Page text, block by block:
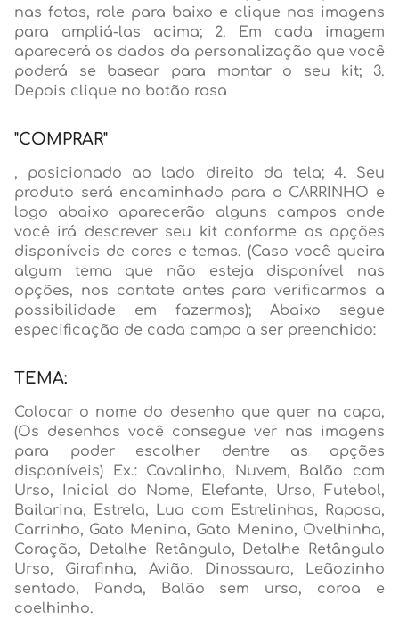
nas fotos, role para baixo e clique nas imagens
para ampliá-las acima; 2. Em cada imagem
aparecerá os dados da personalização que você
poderá se basear para montar o seu kit; 3.
Depois clique no botão rosa
"COMPRAR"
, posicionado ao lado direito da tela; 4. Seu
produto será encaminhado para o CARRINHO e
logo abaixo aparecerão alguns campos onde
você irá descrever seu kit conforme as opções
disponíveis de cores e temas. (Caso você queira
algum tema que não esteja disponível nas
opções, nos contate antes para verificarmos a
possibilidade em fazermos); Abaixo segue
especificação de cada campo a ser preenchido:
TEMA:
Colocar o nome do desenho que quer na capa,
(Os desenhos você consegue ver nas imagens
para poder escolher dentre as opções
disponíveis) Ex.: Cavalinho, Nuvem, Balão com
Urso, Inicial do Nome, Elefante, Urso, Futebol,
Bailarina, Estrela, Lua com Estrelinhas, Raposa,
Carrinho, Gato Menina, Gato Menino, Ovelhinha,
Coração, Detalhe Retângulo, Detalhe Retângulo
Urso, Girafinha, Avião, Dinossauro, Leãozinho
sentado, Panda, Balão sem urso, coroa e
coelhinho.